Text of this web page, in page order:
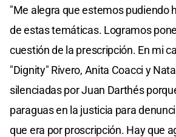
"Me alegra que estemos pudiendo
de estas temáticas. Logramos
cuestión de la prescripción. En mi
"Dignity" Rivero, Anita Coacci y
silenciadas por Juan Darthés
paraguas en la justicia para
que era por proscripción. Hay que